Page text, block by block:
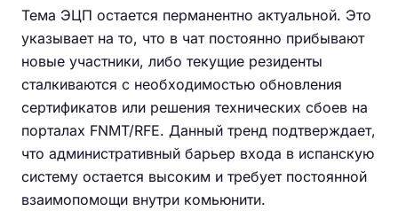
Тема ЭЦП остается перманентно актуальной. Это
указывает на то, что в чат постоянно прибывают
новые участники, либо текущие резиденты
сталкиваются с необходимостью обновления
сертификатов или решения технических сбоев на
порталах FNMT/RFE. Данный тренд подтверждает,
что административный барьер входа в испанскую
систему остается высоким и требует постоянной
взаимопомощи внутри комьюнити.